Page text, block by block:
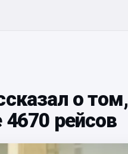
о том,
рейсов